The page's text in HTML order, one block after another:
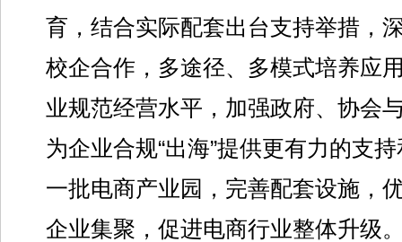
育，结合实际配套出台支持举措，
校企合作，多途径、多模式培养应
业规范经营水平，加强政府、协会
为企业合规“出海”提供更有力的支
一批电商产业园，完善配套设施，
企业集聚，促进电商行业整体升级